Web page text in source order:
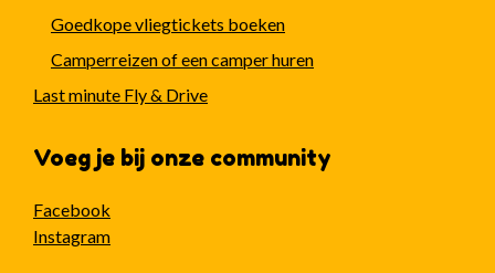
Goedkope vliegtickets boeken
Camperreizen of een camper huren
Last minute Fly & Drive
Voeg je bij onze community
Facebook
Instagram